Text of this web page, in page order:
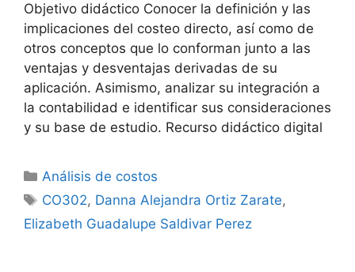
Objetivo didáctico Conocer la definición y las
implicaciones del costeo directo, así como de
otros conceptos que lo conforman junto a las
ventajas y desventajas derivadas de su
aplicación. Asimismo, analizar su integración a
la contabilidad e identificar sus consideraciones
y su base de estudio. Recurso didáctico digital
Categorías
Análisis de costos
Etiquetas
CO302, Danna Alejandra Ortiz Zarate,
Elizabeth Guadalupe Saldivar Perez